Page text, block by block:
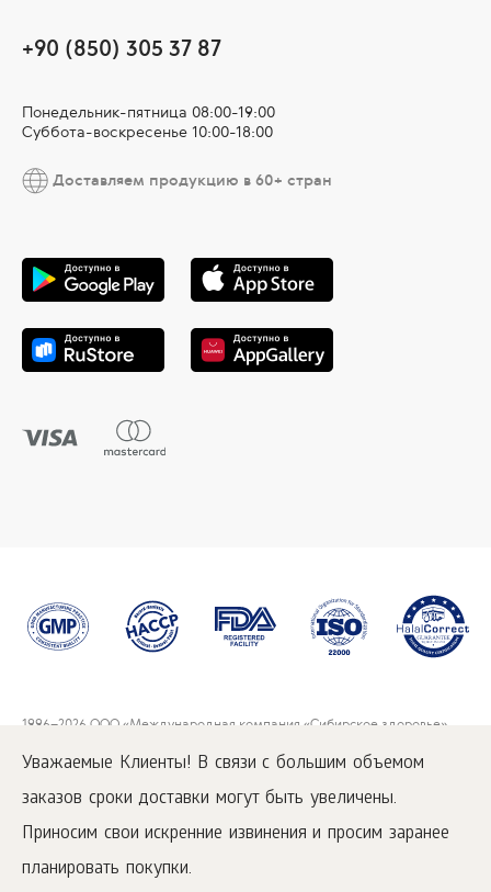
Уважаемые Клиенты! В связи с большим объемом
заказов сроки доставки могут быть увеличены.
Приносим свои искренние извинения и просим заранее
планировать покупки.
+90 (850) 305 37 87
Понедельник-пятница 08:00-19:00
Суббота-воскресенье 10:00-18:00
Доставляем продукцию в 60+ стран
1996–2026 ООО «Международная компания «Сибирское здоровье».
Воспроизведение материалов данного сайта возможно при условии
www.siberianwellness.com.
Как заказать
Политика Конфиденциальности